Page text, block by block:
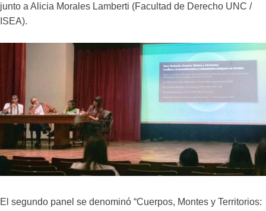
junto a Alicia Morales Lamberti (Facultad de Derecho UNC /
ISEA).
El segundo panel se denominó “Cuerpos, Montes y Territorios: